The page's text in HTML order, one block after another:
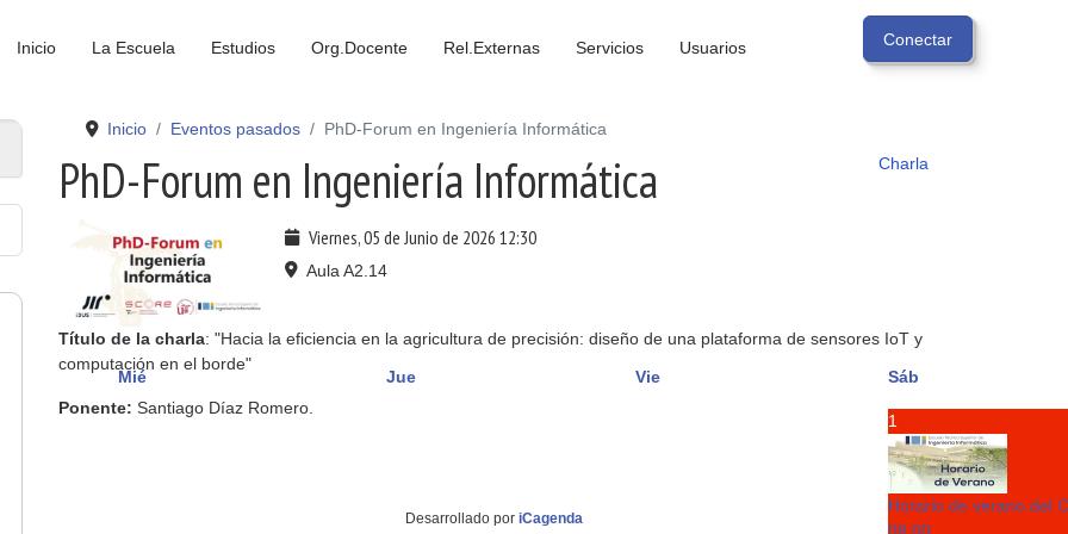
Inicio La Escuela Estudios Org.Docente Rel.Externas Servicios Usuarios
Mié Jue Vie Sáb
1
Horario de verano del
Inicio Eventos pasados PhD-Forum en Ingeniería Informática
PhD-Forum en Ingeniería Informática Charla
Viernes, 05 de Junio de 2026 12:30
Aula A2.14
Título de la charla: "Hacia la eficiencia en la agricultura de precisión: diseño de una plataforma de sensores IoT y
computación en el borde"
Ponente: Santiago Díaz Romero.
Desarrollado por iCagenda